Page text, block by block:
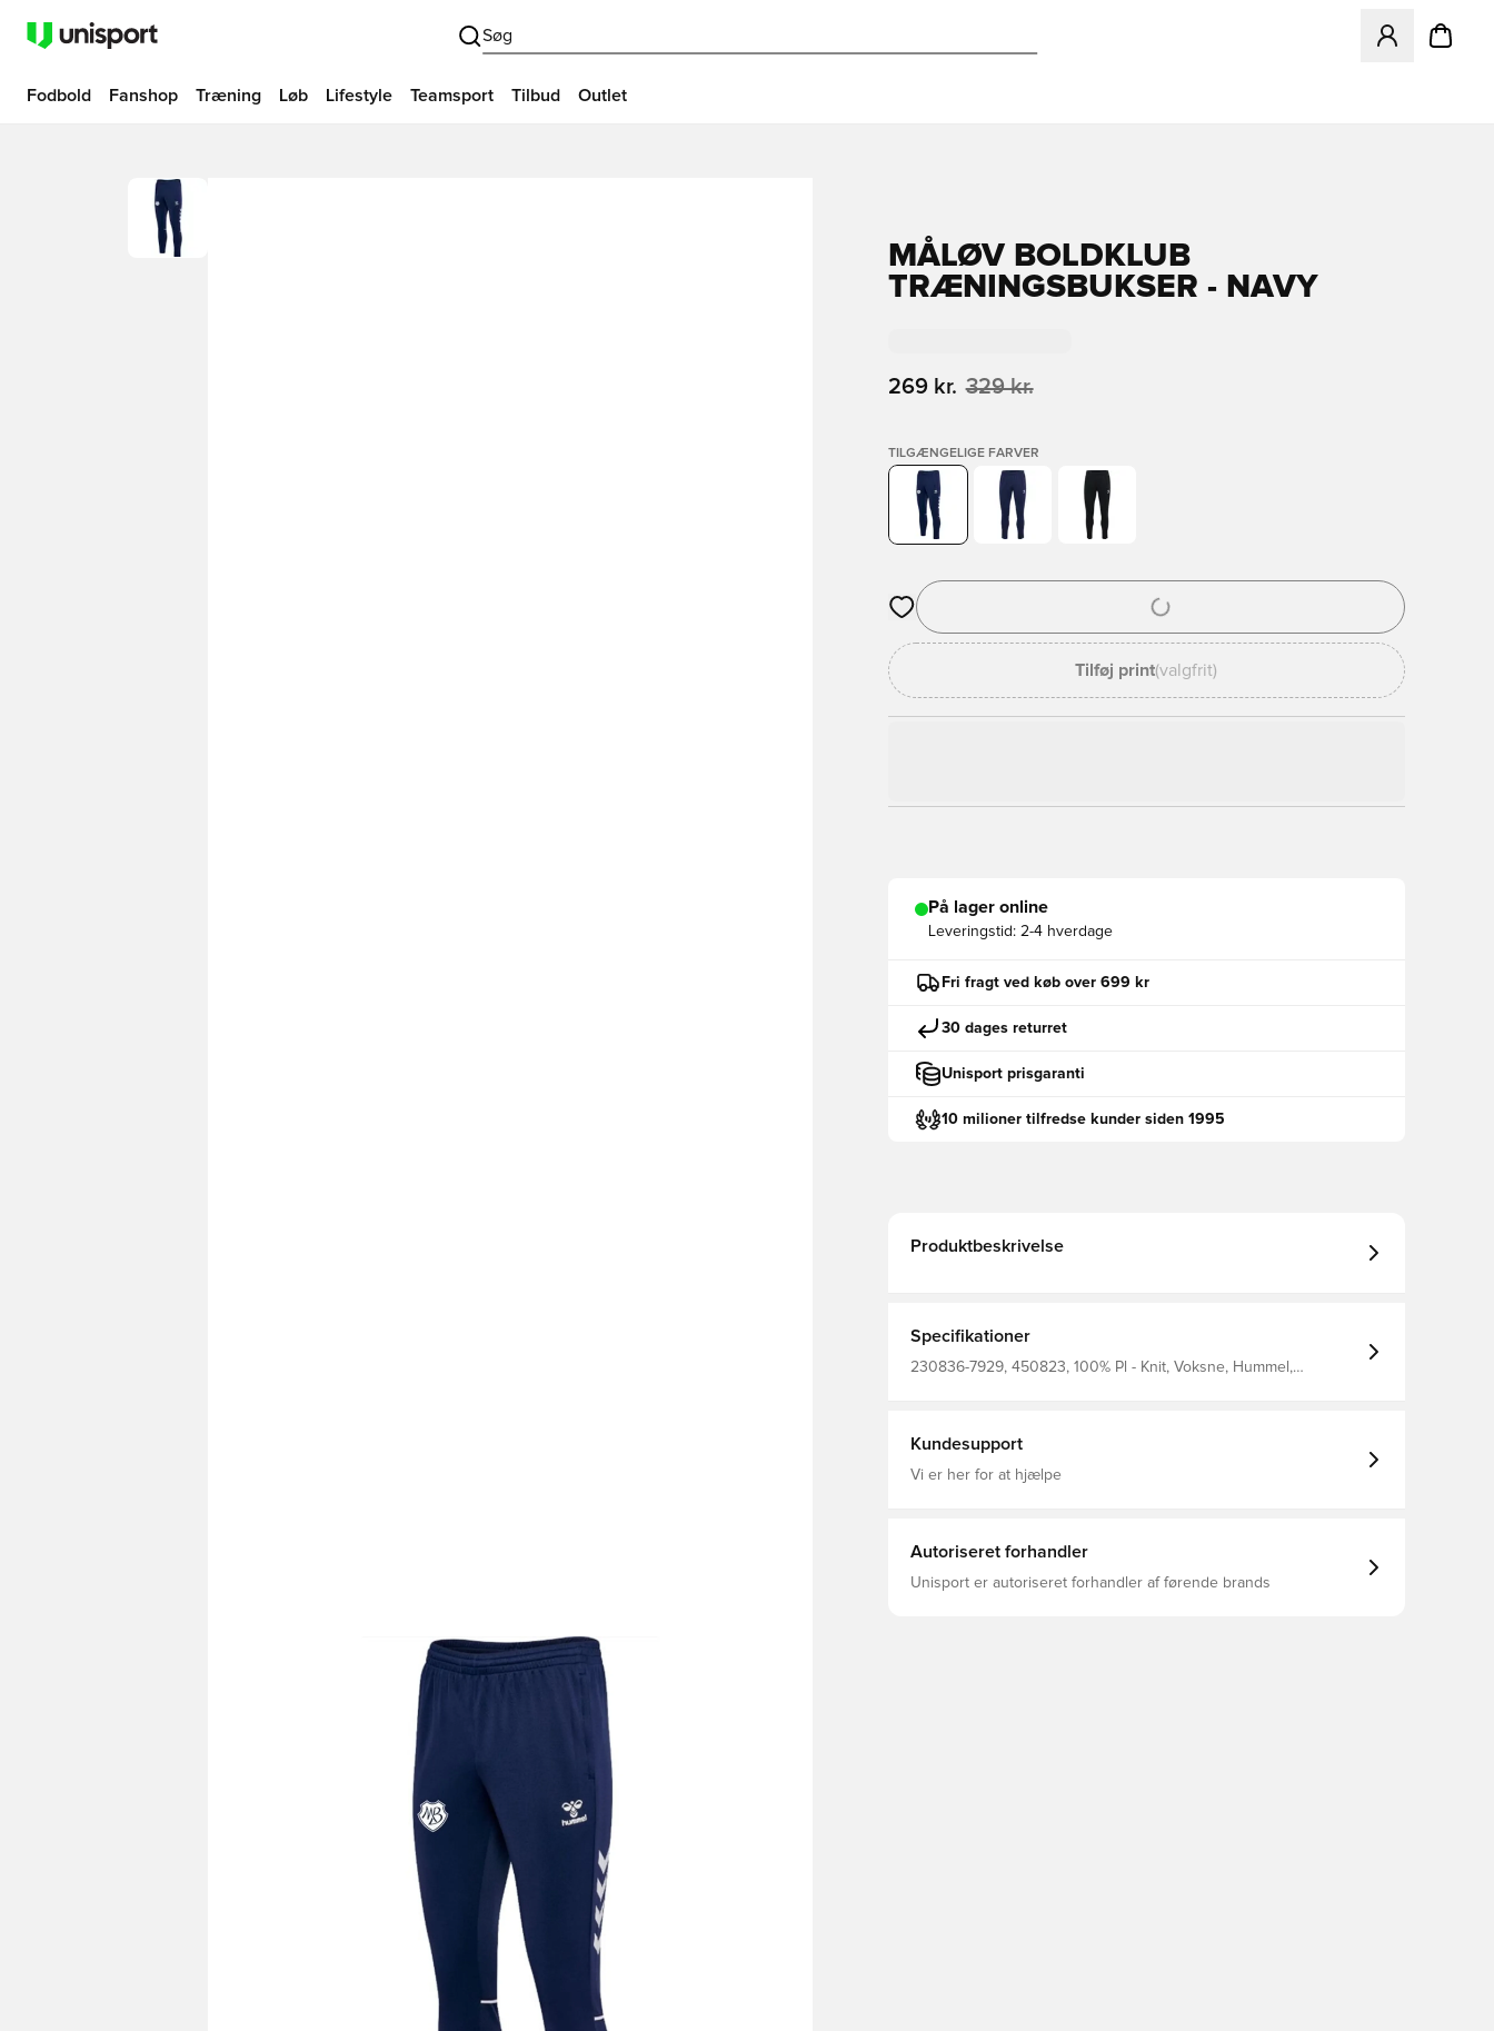
Søg
Åbner en
Fodbold Fanshop Træning Løb Lifestyle Teamsport Tilbud Outlet
MÅLØV BOLDKLUB
TRÆNINGSBUKSER - NAVY
269 kr. 329 kr.
TILGÆNGELIGE FARVER
Åbner en Modal til at logge ind eller tilmelde dig som medlem
Tilføj print(valgfrit)
På lager online
Leveringstid: 2-4 hverdage
Fri fragt ved køb over 699 kr
30 dages returret
Unisport prisgaranti
10 milioner tilfredse kunder siden 1995
Produktbeskrivelse
Specifikationer
230836-7929, 450823, 100% Pl - Knit, Voksne, Hummel,
Kundesupport
Vi er her for at hjælpe
Autoriseret forhandler
Unisport er autoriseret forhandler af førende brands